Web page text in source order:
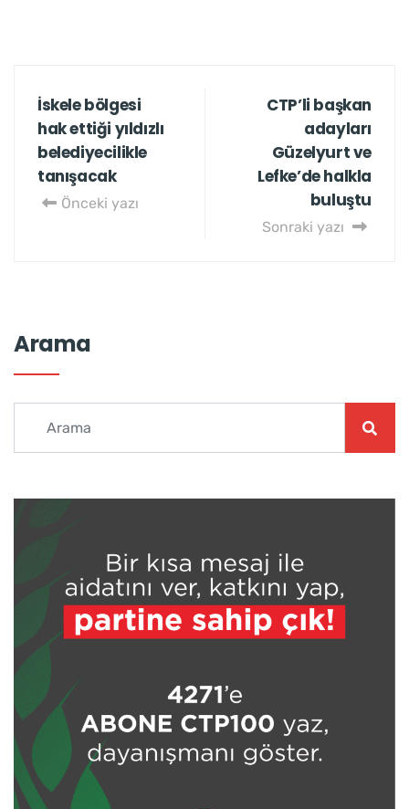
İskele bölgesi
hak ettiği yıldızlı
belediyecilikle
tanışacak
Önceki yazı
CTP’li başkan
adayları
Güzelyurt ve
Lefke’de halkla
buluştu
Sonraki yazı
Arama